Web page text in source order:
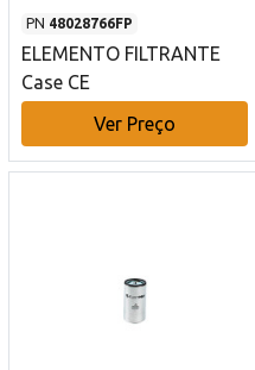
PN 48028766FP
ELEMENTO FILTRANTE
Case CE
Ver Preço